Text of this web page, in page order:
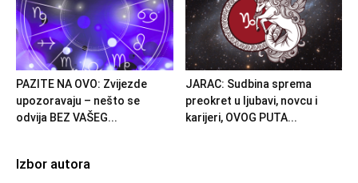
PAZITE NA OVO: Zvijezde
upozoravaju – nešto se
odvija BEZ VAŠEG...
JARAC: Sudbina sprema
preokret u ljubavi, novcu i
karijeri, OVOG PUTA...
Izbor autora